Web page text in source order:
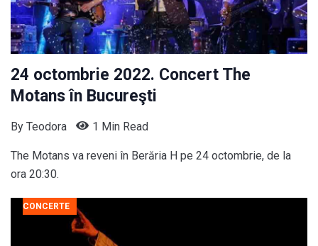
24 octombrie 2022. Concert The
Motans în Bucureşti
By Teodora 1 Min Read
The Motans va reveni în Berăria H pe 24 octombrie, de la
ora 20:30.
CONCERTE